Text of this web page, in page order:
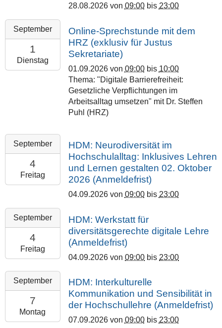
28T23:00:00+02:00
Philipps-
Universität
28.08.2026von 09:00bis 23:00
2026-
01T09:00:00+02:00
2026-
09-
01T10:00:00+02:00
September
1
Dienstag
Online-Sprechstunde mit dem
HRZ (exklusiv für Justus
Sekretariate)
01.09.2026von 09:00bis 10:00
Thema: "Digitale Barrierefreiheit:
Gesetzliche Verpflichtungen im
Arbeitsalltag umsetzen" mit Dr. Steffen
Puhl (HRZ)
2026-
04T09:00:00+02:00
2026-
09-
04T23:00:00+02:00
Philipps-
Universität
September
4
Freitag
HDM: Neurodiversität im
Hochschulalltag: Inklusives Lehren
und Lernen gestalten 02. Oktober
2026 (Anmeldefrist)
04.09.2026von 09:00bis 23:00
2026-
04T09:00:00+02:00
2026-
09-
04T23:00:00+02:00
Philipps-
Marburg
September
4
Freitag
HDM: Werkstatt für
diversitätsgerechte digitale Lehre
(Anmeldefrist)
04.09.2026 von09:00 bis 23:00
2026-
07T09:00:00+02:00
2026-
09-
September
7
Montag
HDM: Interkulturelle
Kommunikation und Sensibilität in
der Hochschullehre (Anmeldefrist)
07.09.2026von 09:00bis 23:00